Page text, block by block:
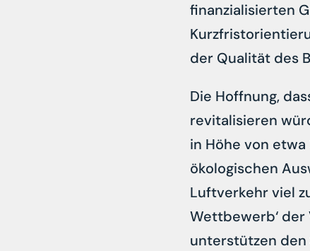
finanzialisierten
der Qualität des
Die Hoffnung,
revitalisieren
in Höhe von
ökologischen
Luftverkehr viel
Wettbewerb‘ der
unterstützen